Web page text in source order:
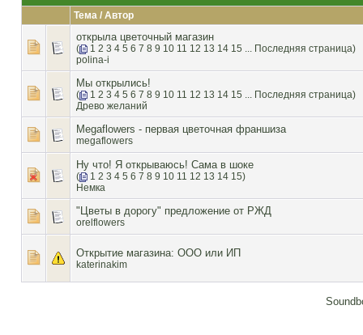
Тема / Автор
открыла цветочный магазин
( 1 2 3 4 5 6 7 8 9 10 11 12 13 14 15 ... Последняя страница)
polina-i
Мы открылись!
( 1 2 3 4 5 6 7 8 9 10 11 12 13 14 15 ... Последняя страница)
Древо желаний
Megaflowers - первая цветочная франшиза
megaflowers
Ну что! Я открываюсь! Сама в шоке
( 1 2 3 4 5 6 7 8 9 10 11 12 13 14 15)
Немка
"Цветы в дорогу" предложение от РЖД
orelflowers
Открытие магазина: ООО или ИП
katerinakim